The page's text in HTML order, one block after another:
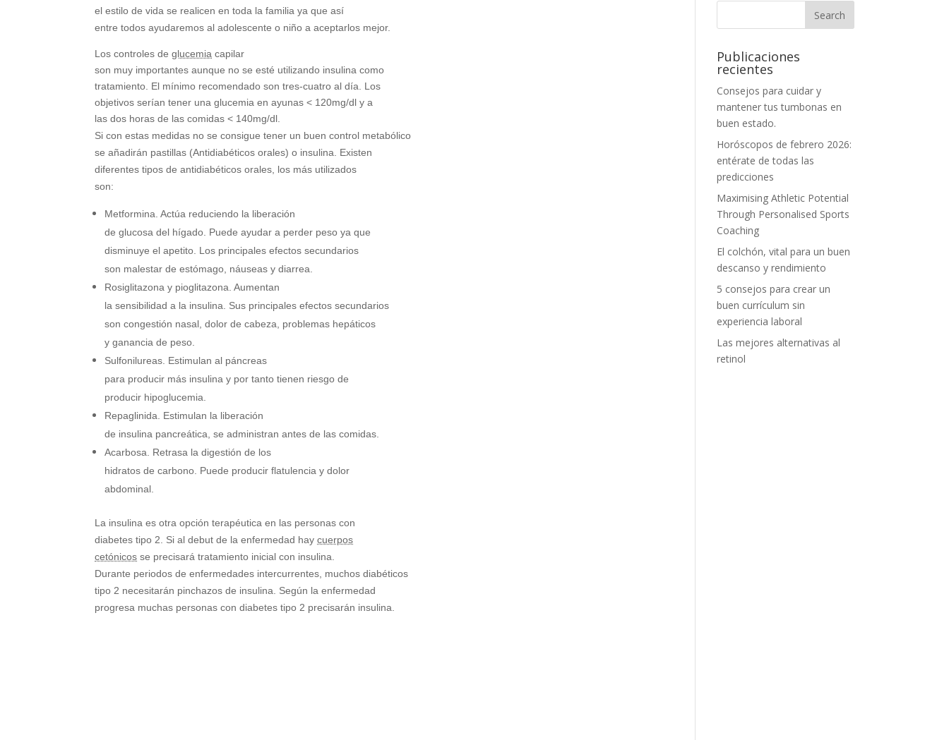
el estilo de vida se realicen en toda la familia ya que así
entre todos ayudaremos al adolescente o niño a aceptarlos mejor.
Los controles deglucemia capilar
son muy importantes aunque no se esté utilizando insulina como
tratamiento. El mínimo recomendado son tres-cuatro al día. Los
objetivos serían tener una glucemia en ayunas < 120mg/dl y a
las dos horas de las comidas < 140mg/dl.
Si con estas medidas no se consigue tener un buen control metabólico
se añadirán pastillas (Antidiabéticos orales) o insulina. Existen
diferentes tipos de antidiabéticos orales, los más utilizados
son:
Metformina. Actúa reduciendo la liberación
de glucosa del hígado. Puede ayudar a perder peso ya que
disminuye el apetito. Los principales efectos secundarios
son malestar de estómago, náuseas y diarrea.
Rosiglitazona y pioglitazona. Aumentan
la sensibilidad a la insulina. Sus principales efectos secundarios
son congestión nasal, dolor de cabeza, problemas hepáticos
y ganancia de peso.
Sulfonilureas. Estimulan al páncreas
para producir más insulina y por tanto tienen riesgo de
producir hipoglucemia.
Repaglinida. Estimulan la liberación
de insulina pancreática, se administran antes de las comidas.
Acarbosa. Retrasa la digestión de los
hidratos de carbono. Puede producir flatulencia y dolor
abdominal.
La insulina es otra opción terapéutica en las personas con
diabetes tipo 2. Si al debut de la enfermedad haycuerpos
cetónicos se precisará tratamiento inicial con insulina.
Durante periodos de enfermedades intercurrentes, muchos diabéticos
tipo 2 necesitarán pinchazos de insulina. Según la enfermedad
progresa muchas personas con diabetes tipo 2 precisarán insulina.
Publicaciones
recientes
Consejos para cuidar y
mantener tus tumbonas en
buen estado.
Horóscopos de febrero 2026:
entérate de todas las
predicciones
Maximising Athletic Potential
Through Personalised Sports
Coaching
El colchón, vital para un buen
descanso y rendimiento
5 consejos para crear un
buen currículum sin
experiencia laboral
Las mejores alternativas al
retinol